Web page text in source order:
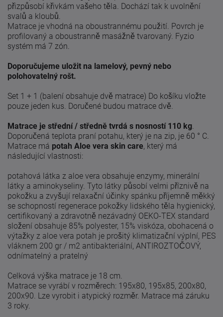
přizpůsobí křivkám vašeho těla. Dochází tak k uvolnění
svalů a kloubů.
Matrace je vhodná na oboustrannému použití. Povrch je
profilovaný a oboustranně masážně tvarovaný. Fyzio
systém má 7 zón.
Doporučujeme uložit na lamelový, pevný nebo
polohovatelný rošt.
Set 1 + 1 (balení obsahuje dvě matrace) Do košíku vložte
pouze jeden kus. Doručené budou matrace dvě.
Matrace je střední / středně tvrdá s nosností 110 kg.
Doporučená teplota praní potahu, který je na zip, je 60 ° C.
Matrace má potah Aloe vera skin care, který má
následující vlastnosti:
potahová látka z aloe vera obsahuje enzymy, minerální
látky a aminokyseliny. Tyto látky působí velmi příznivě na
pokožku a zvyšují relaxační účinky spánku příjemně měkký
se schopností regenerace pokožky lidského těla hygienický,
certifikovaný a zdravotně nezávadný OEKO-TEX standard
složení obsahuje 85% polyester, 15% viskóza, obohacená o
výtažky z aloe vera potah je prošitý klimatizační výplní, PES
vláknem 200 gr / m2 antibakteriální, ANTIROZTOČOVÝ,
odnímatelný a pratelný
Celková výška matrace je 18 cm.
Matrace se vyrábí v rozměrech: 195x80, 195x85, 200x80,
200x90. Lze vyrobit i atypický rozměr. Matrace má záruku
3 roky.